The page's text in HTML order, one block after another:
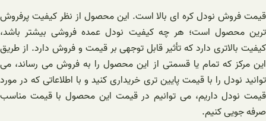
قیمت فروش نودل کره ای بالا است. این محصول از نظر کیفیت پرفروش
ترین محصول است؛ هر چه کیفیت نودل عمده فروشی بیشتر باشد،
کیفیت بالاتری دارد که تأثیر قابل توجهی بر قیمت و فروش دارد. از طریق
این مرکز که تمام یا قسمتی از این محصول را به فروش می رساند، می
توانید نودل را با قیمت پایین تری خریداری کنید و با اطلاعاتی که در مورد
قیمت نودل داریم، می توانیم در قیمت این محصول با قیمت مناسب
صرفه جویی کنیم.